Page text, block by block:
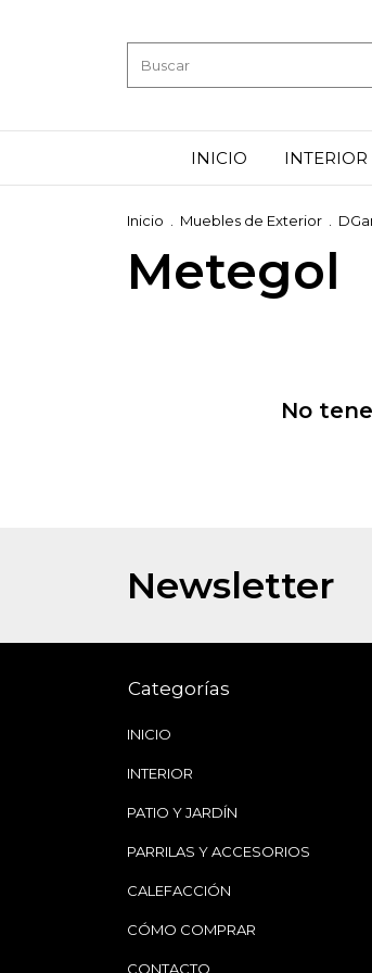
INICIO INTERIOR
Inicio Muebles de Exterior
Metegol
No
Newsletter
Categorías
INICIO
INTERIOR
PATIO Y JARDÍN
PARRILAS Y ACCESORIOS
CALEFACCIÓN
CÓMO COMPRAR
CONTACTO